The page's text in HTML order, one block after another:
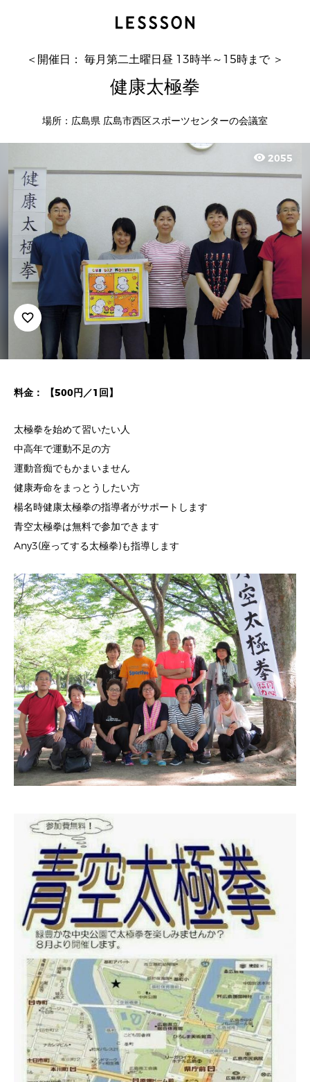
健康太極拳
＜開催日： 毎月第二土曜日昼 13時半～15時まで ＞
健康太極拳
場所：広島県 広島市西区スポーツセンターの会議室
visibility 2055
favorite_border
料金： 【500円／1回】
太極拳を始めて習いたい人
中高年で運動不足の方
運動音痴でもかまいません
健康寿命をまっとうしたい方
楊名時健康太極拳の指導者がサポートします
青空太極拳は無料で参加できます
Any3(座ってする太極拳)も指導します